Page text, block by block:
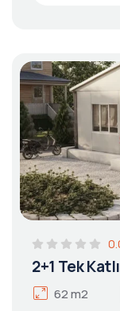
2+1 Tek
62 m2